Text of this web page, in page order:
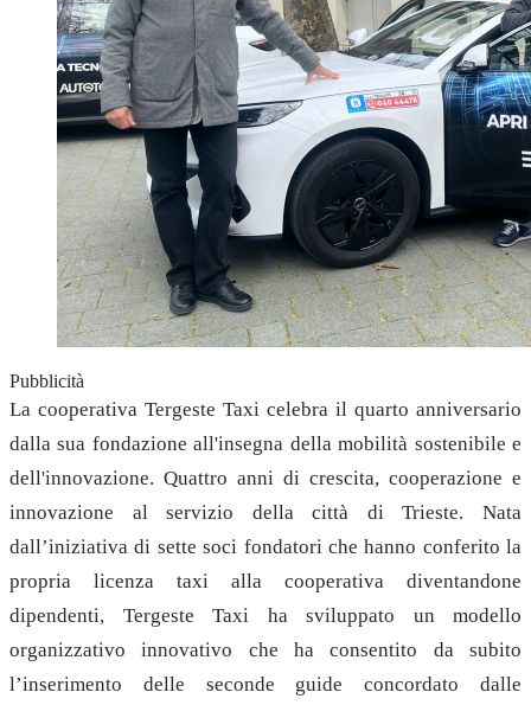
Pubblicità
La cooperativa Tergeste Taxi celebra il quarto anniversario
dalla sua fondazione all'insegna della mobilità sostenibile e
dell'innovazione. Quattro anni di crescita, cooperazione e
innovazione al servizio della città di Trieste. Nata
dall’iniziativa di sette soci fondatori che hanno conferito la
propria licenza taxi alla cooperativa diventandone
dipendenti, Tergeste Taxi ha sviluppato un modello
organizzativo innovativo che ha consentito da subito
l’inserimento delle seconde guide concordato dalle